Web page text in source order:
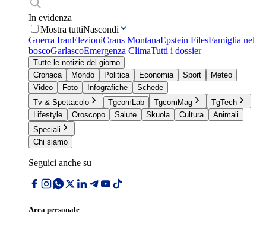
In evidenza
Mostra tuttiNascondi
Guerra IranElezioniCrans MontanaEpstein FilesFamiglia nel
boscoGarlascoEmergenza ClimaTutti i dossier
Tutte le notizie del giorno
Cronaca
Mondo Politica Economia Sport
Meteo
Video
Foto Infografiche
Schede
Tv & Spettacolo
TgcomLab TgcomMag
TgTech
Lifestyle
Oroscopo Salute Skuola Cultura
Animali
Speciali
Chi siamo
Seguici anche su
Area personale